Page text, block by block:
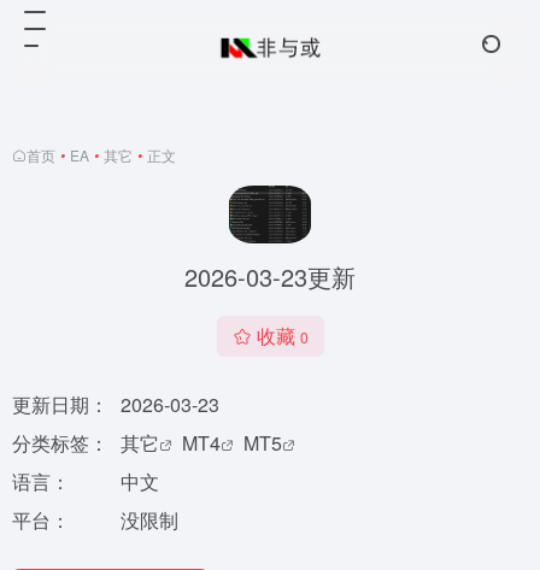
首页 • EA • 其它 • 正文
2026-03-23更新
收藏 0
更新日期：
2026-03-23
分类标签：
其它 MT4
MT5
语言：
中文
平台：
没限制